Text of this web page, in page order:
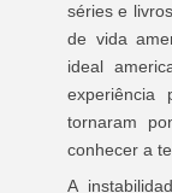
séries e
de vida
ideal
experiência
tornaram
conhecer a
A